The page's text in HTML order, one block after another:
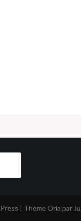
| Thème Oria par